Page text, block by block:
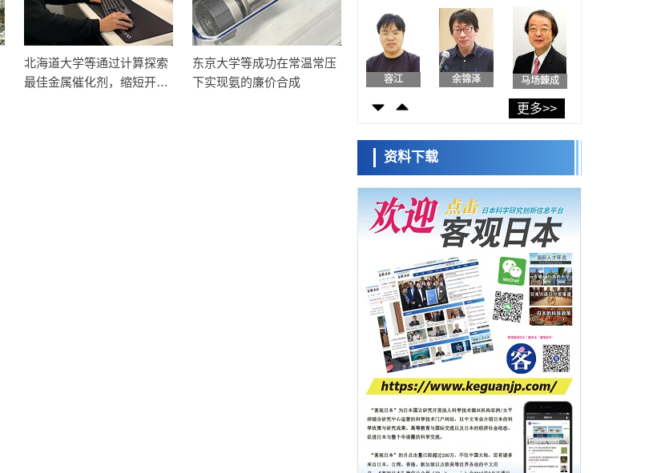
北海道大学等通过计算探索
最佳金属催化剂，缩短开发
东京大学等成功在常温常压
下实现氨的廉价合成
科学研究
千叶大学鉴定出导致难治性疾病“肺高血压症”
恶化的蛋白质“MYL9/12”，会引发血管结构恶
化科学研究
京都大学高效生成光的构成单元“光子”，可应
用于量子计算机
开发出300亿年仅误差1秒的光晶格钟，构建
经济・社会
日本成立“以人为本AI联盟”——力争借助AI拓
展社会公众创造力，依托产学合作推进研发
大阪大学开发出膜脂质可视化工具，使脂质
探针的高效开发成为可能
科学研究
立教大学在试管内构建长链人工基因组DNA
自我复制系统，有望实现携带大量基因的人
工细胞
政策
日本科研费增设国际共同研究强化新类别，
促进青年研究人员赴海外开展研究
科学研究
京都大学高效生成光的构成单元“光子”，可应
用于量子计算机
科学研究
开发出300亿年仅误差1秒的光晶格钟，构建
网络将其打造为下一代社会基础设施
经济・社会
日本成立“以人为本AI联盟”——力争借助AI拓
展社会公众创造力，依托产学合作推进研发
科学研究
大阪大学开发出膜脂质可视化工具，使脂质
容江 余锦泽 马场錬成
日本科学未
流员
泷川 进 戴维
更多>>
资料下载